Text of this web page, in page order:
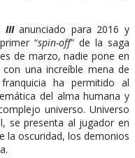
IIIanunciado para 2016 y
“spin-off” de la saga
de marzo, nadie pone en
una increíble mena de
ha permitido al
del alma humana y
universo. Universo
se presenta al jugador en
la oscuridad, los demonios